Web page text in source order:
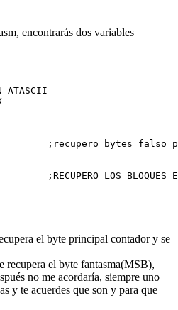
encontrarás dos variables
ATASCII
el byte principal contador y se
el byte fantasma(MSB),
no me acordaría, siempre uno
y te acuerdes que son y para que